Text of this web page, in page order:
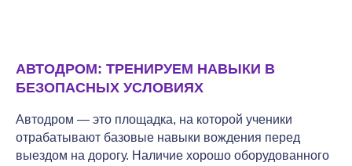
АВТОДРОМ: ТРЕНИРУЕМ НАВЫКИ В
БЕЗОПАСНЫХ УСЛОВИЯХ
Автодром — это площадка, на которой ученики
отрабатывают базовые навыки вождения перед
выездом на дорогу. Наличие хорошо оборудованного